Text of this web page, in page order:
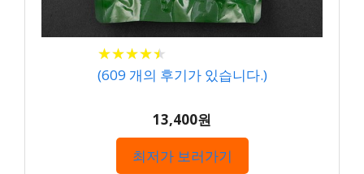
★★★★★
★★★★★
(609 개의 후기가 있습니다.)
13,400원
최저가 보러가기